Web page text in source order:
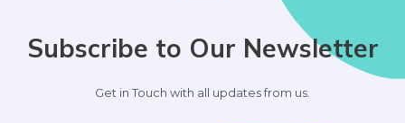
Subscribe to Our Newsletter
Get in Touch with all updates from us.